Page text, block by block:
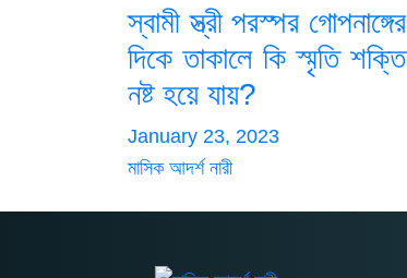
স্বামী স্ত্রী পরস্পর গোপনাঙ্গের
দিকে তাকালে কি স্মৃতি শক্তি
নষ্ট হয়ে যায়?
January 23, 2023
মাসিক আদর্শ নারী